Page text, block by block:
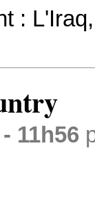
:
11h56